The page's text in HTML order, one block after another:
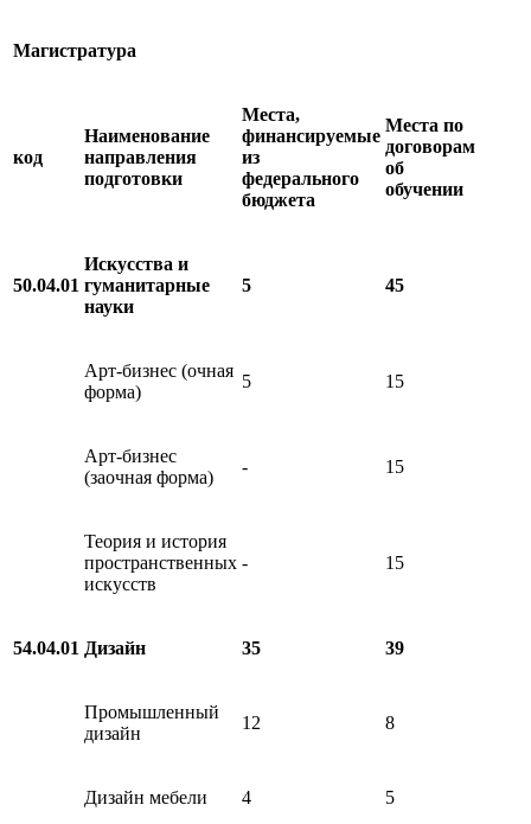
Магистратура
код
Наименование
направления
подготовки
Места,
финансируемые
из
федерального
бюджета
Места по
договорам
об
обучении
50.04.01
Искусства и
гуманитарные
науки
5 45
Арт-бизнес (очная
форма)
5 15
Арт-бизнес
(заочная форма)
- 15
Теория и история
пространственных
искусств
- 15
54.04.01 Дизайн 35 39
Промышленный
дизайн
12 8
Дизайн мебели 4 5